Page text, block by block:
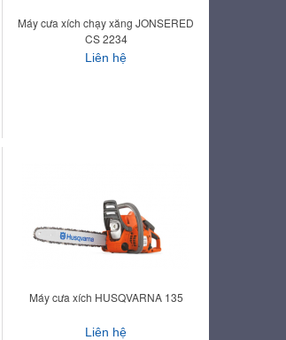
Máy cưa xích chạy xăng JONSERED
CS 2234
Liên hệ
Máy cưa xích HUSQVARNA 135
Liên hệ